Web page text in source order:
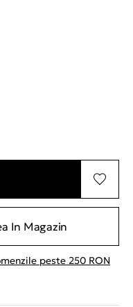
In Magazin
peste 250 RON